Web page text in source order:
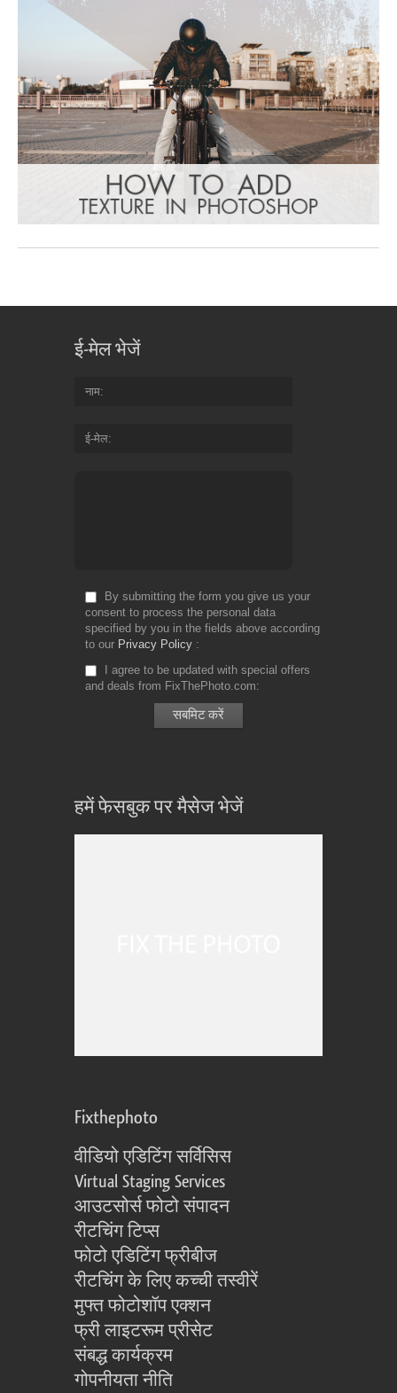
ई-मेल भेजें
नाम
ई-मेल
By submitting the form you give us your
consent to process the personal data
specified by you in the fields above according
to our Privacy Policy
I agree to be updated with special offers
and deals from FixThePhoto.com
हमें फेसबुक पर मैसेज भेजें
Fixthephoto
वीडियो एडिटिंग सर्विसिस
Virtual Staging Services
आउटसोर्स फोटो संपादन
रीटचिंग टिप्स
फोटो एडिटिंग फ्रीबीज
रीटचिंग के लिए कच्ची तस्वीरें
मुफ्त फोटोशॉप एक्शन
फ्री लाइटरूम प्रीसेट
संबद्ध कार्यक्रम
गोपनीयता नीति